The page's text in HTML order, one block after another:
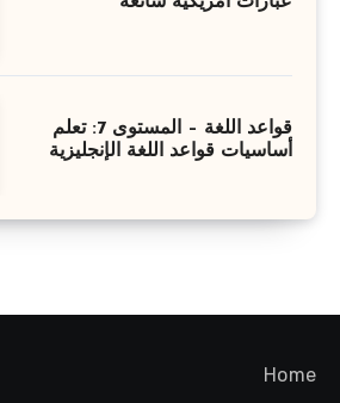
قواعد اللغة – المستوى 7: تعلم
أساسيات قواعد اللغة الإنجليزية
Home